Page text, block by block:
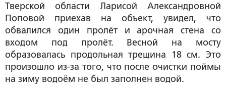
Тверской области Ларисой Александровной
Поповой приехав на объект, увидел, что
обвалился один пролёт и арочная стена со
входом под пролёт. Весной на мосту
образовалась продольная трещина 18 см. Это
произошло из-за того, что после очистки поймы
на зиму водоём не был заполнен водой.